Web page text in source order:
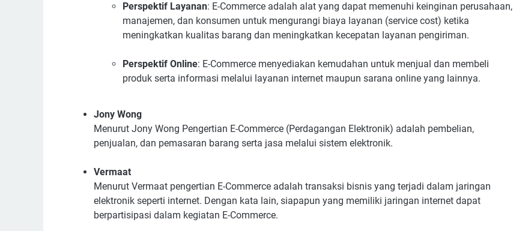
Perspektif Layanan: E-Commerce adalah alat yang dapat memenuhi keinginan perusahaan,
manajemen, dan konsumen untuk mengurangi biaya layanan (service cost) ketika
meningkatkan kualitas barang dan meningkatkan kecepatan layanan pengiriman.
Perspektif Online: E-Commerce menyediakan kemudahan untuk menjual dan membeli
produk serta informasi melalui layanan internet maupun sarana online yang lainnya.
Jony Wong
Menurut Jony Wong Pengertian E-Commerce (Perdagangan Elektronik) adalah pembelian,
penjualan, dan pemasaran barang serta jasa melalui sistem elektronik.
Vermaat
Menurut Vermaat pengertian E-Commerce adalah transaksi bisnis yang terjadi dalam jaringan
elektronik seperti internet. Dengan kata lain, siapapun yang memiliki jaringan internet dapat
berpartisipasi dalam kegiatan E-Commerce.